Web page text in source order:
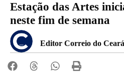
Estação das Artes
neste fim de semana
Editor Correio do Ceará